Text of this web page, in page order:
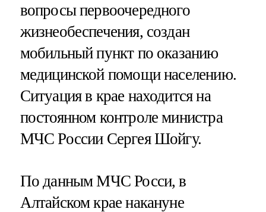
вопросы первоочередного
жизнеобеспечения, создан
мобильный пункт по оказанию
медицинской помощи населению.
Ситуация в крае находится на
постоянном контроле министра
МЧС России Сергея Шойгу.
По данным МЧС Росси, в
Алтайском крае накануне